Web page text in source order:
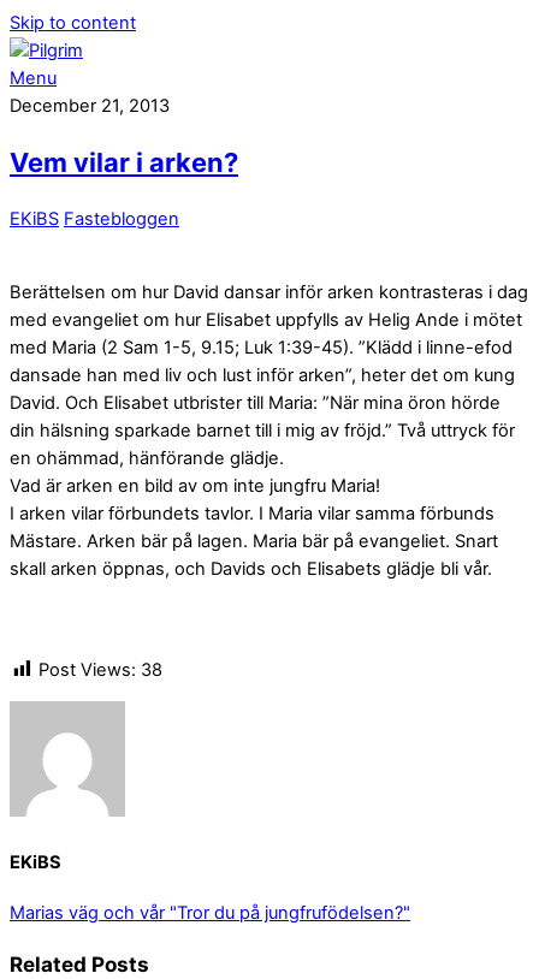
Skip to content
Menu
December 21, 2013
Vem vilar i arken?
EKiBS Fastebloggen
Berättelsen om hur David dansar inför arken kontrasteras i dag
med evangeliet om hur Elisabet uppfylls av Helig Ande i mötet
med Maria (2 Sam 1-5, 9.15; Luk 1:39-45). ”Klädd i linne-efod
dansade han med liv och lust inför arken”, heter det om kung
David. Och Elisabet utbrister till Maria: ”När mina öron hörde
din hälsning sparkade barnet till i mig av fröjd.” Två uttryck för
en ohämmad, hänförande glädje.
Vad är arken en bild av om inte jungfru Maria!
I arken vilar förbundets tavlor. I Maria vilar samma förbunds
Mästare. Arken bär på lagen. Maria bär på evangeliet. Snart
skall arken öppnas, och Davids och Elisabets glädje bli vår.
Post Views: 38
EKiBS
Marias väg och vår "Tror du på jungfrufödelsen?"
Related Posts